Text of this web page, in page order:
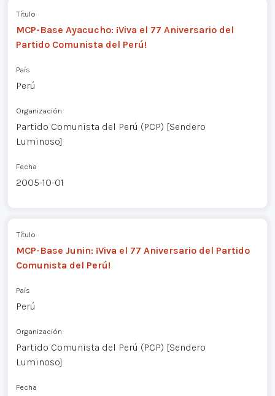
Título
MCP-Base Ayacucho: ¡Viva el 77 Aniversario del
Partido Comunista del Perú!
País
Perú
Organización
Partido Comunista del Perú (PCP) [Sendero
Luminoso]
Fecha
2005-10-01
Título
MCP-Base Junin: ¡Viva el 77 Aniversario del Partido
Comunista del Perú!
País
Perú
Organización
Partido Comunista del Perú (PCP) [Sendero
Luminoso]
Fecha